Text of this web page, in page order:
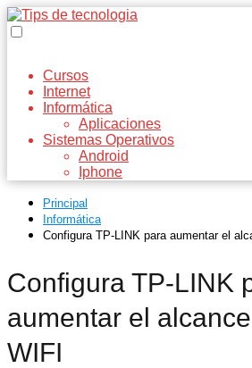
Cursos
Internet
Informática
Aplicaciones
Sistemas Operativos
Android
Iphone
Principal
Informática
Configura TP-LINK para aumentar el
Configura TP-LINK
aumentar el
WIFI